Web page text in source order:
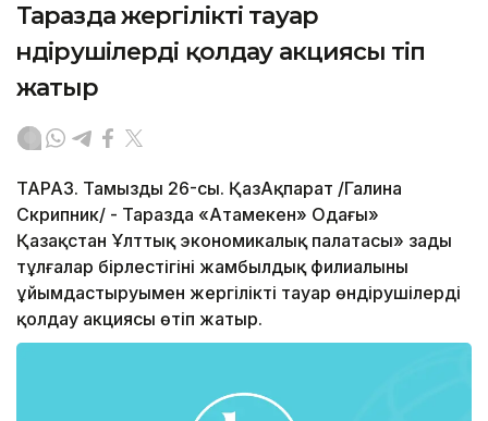
Таразда жергілікті тауар
өндірушілерді қолдау акциясы өтіп
жатыр
ТАРАЗ. Тамыздың 26-сы. ҚазАқпарат /Галина
Скрипник/ - Таразда «Атамекен» Одағы»
Қазақстан Ұлттық экономикалық палатасы» заңды
тұлғалар бірлестігінің жамбылдық филиалының
ұйымдастыруымен жергілікті тауар өндірушілерді
қолдау акциясы өтіп жатыр.